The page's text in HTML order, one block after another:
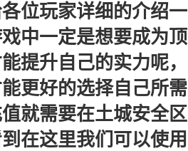
位玩家详细的介绍一
中一定是想要成为顶
提升自己的实力呢，
更好的选择自己所需
就需要在土城安全区
在这里我们可以使用